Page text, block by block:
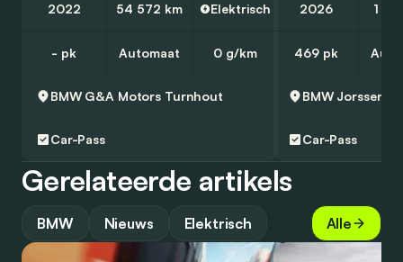
2022 54 572 km Elektrisch
- pk Automaat 0 g/km
BMW G&A Motors Turnhout
Car-Pass
2026 1
469 pk
BMW Jorssen
Car-Pass
Gerelateerde artikels
BMW Nieuws Elektrisch Alle